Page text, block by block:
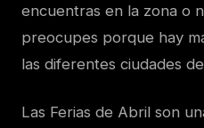
encuentras en la zona o
preocupes porque hay
las diferentes ciudades
Las Ferias de Abril son